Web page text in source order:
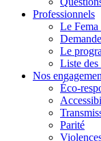
Professionnels
Le Fema
Le
Liste des
Nos
Éco-
Parité